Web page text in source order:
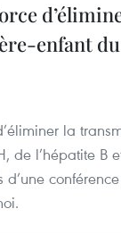
enfant
la
de l’hépatite B